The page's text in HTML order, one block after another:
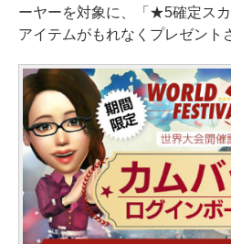
ーヤーを対象に、「★5確定ス
アイテムがもれなくプレゼント